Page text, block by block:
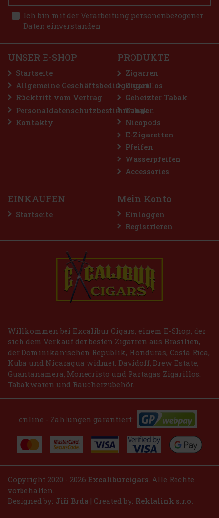
Bestellen
E-Zigarette LIO BASE PRO - Onyx
AUF LAGER(5 st)
2.47 € ohne VAT
(2 st)
Ich bin mit der Verarbeitung personenbezogener
Daten einverstanden
UNSER E-SHOP
Startseite
Allgemeine Geschäftsbedingungen
Rücktritt vom Vertrag
Personaldatenschutzbestimmungen
Kontakty
PRODUKTE
Zigarren
Zigarillos
Geheizter Tabak
Tabak
Nicopods
E-Zigaretten
Pfeifen
Wasserpfeifen
Accessories
EINKAUFEN
Startseite
Mein Konto
Einloggen
Registrieren
Willkommen bei Excalibur Cigars, einem E-Shop, der
sich dem Verkauf der besten Zigarren aus Brasilien,
der Dominikanischen Republik, Honduras, Costa Rica,
Kuba und Nicaragua widmet. Davidoff, Drew Estate,
Guantanamera, Monecristo und Partagas Zigarillos.
Tabakwaren und Raucherzubehör.
online - Zahlungen garantiert:
Copyright 2020 - 2026 Excaliburcigars. Alle Rechte
vorbehalten.
Designed by: Jiří Brda | Created by: Reklalink s.r.o.